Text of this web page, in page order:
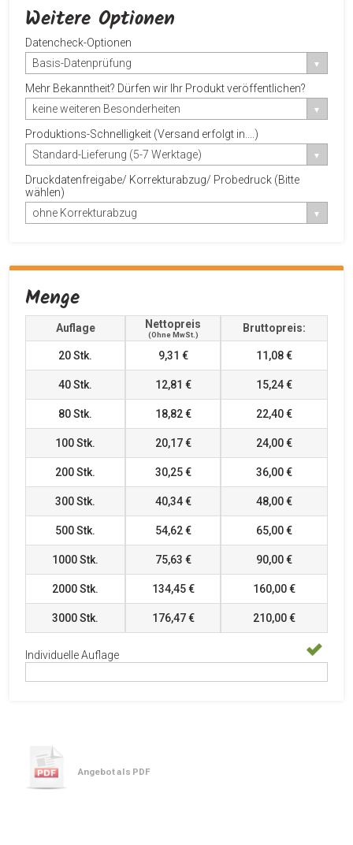
Weitere Optionen
Datencheck-Optionen
Basis-Datenprüfung
Mehr Bekanntheit? Dürfen wir Ihr Produkt veröffentlichen?
keine weiteren Besonderheiten
Produktions-Schnelligkeit (Versand erfolgt in....)
Standard-Lieferung (5-7 Werktage)
Druckdatenfreigabe/ Korrekturabzug/ Probedruck (Bitte
wählen)
ohne Korrekturabzug
Menge
Auflage Nettopreis
(ohne MwSt.)
Bruttopreis:
20Stk. 9,31 € 11,08 €
40Stk. 12,81 € 15,24 €
80Stk. 18,82 € 22,40 €
100Stk. 20,17 € 24,00 €
200Stk. 30,25 € 36,00 €
300Stk. 40,34 € 48,00 €
500Stk. 54,62 € 65,00 €
1000Stk. 75,63 € 90,00 €
2000Stk. 134,45 € 160,00 €
3000Stk. 176,47 € 210,00 €
Individuelle Auflage
Angebot als PDF